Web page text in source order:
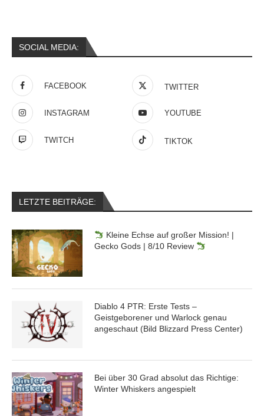
SOCIAL MEDIA:
FACEBOOK TWITTER
INSTAGRAM YOUTUBE
TWITCH TIKTOK
LETZTE BEITRÄGE:
Kleine Echse auf großer Mission! |
Gecko Gods | 8/10 Review
Diablo 4 PTR: Erste Tests –
Geistgeborener und Warlock genau
angeschaut (Bild Blizzard Press Center)
Bei über 30 Grad absolut das Richtige:
Winter Whiskers angespielt